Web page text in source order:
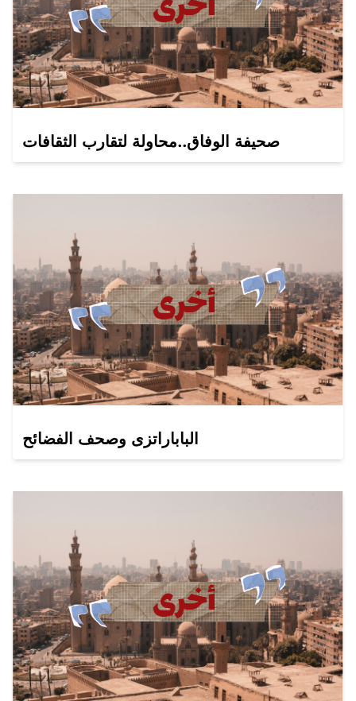
صحيفة الوفاق..محاولة لتقارب الثقافات
الباباراتزى وصحف الفضائح